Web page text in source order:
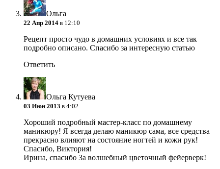
Ольга
22 Апр 2014 в 12:10
Рецепт просто чудо в домашних условиях и все так
подробно описано. Спасибо за интересную статью
Ответить
Ольга Кутуева
03 Июн 2013 в 4:02
Хороший подробный мастер-класс по домашнему
маникюру! Я всегда делаю маникюр сама, все средства
прекрасно влияют на состояние ногтей и кожи рук!
Спасибо, Виктория!
Ирина, спасибо 3а волшебный цветочный фейерверк!